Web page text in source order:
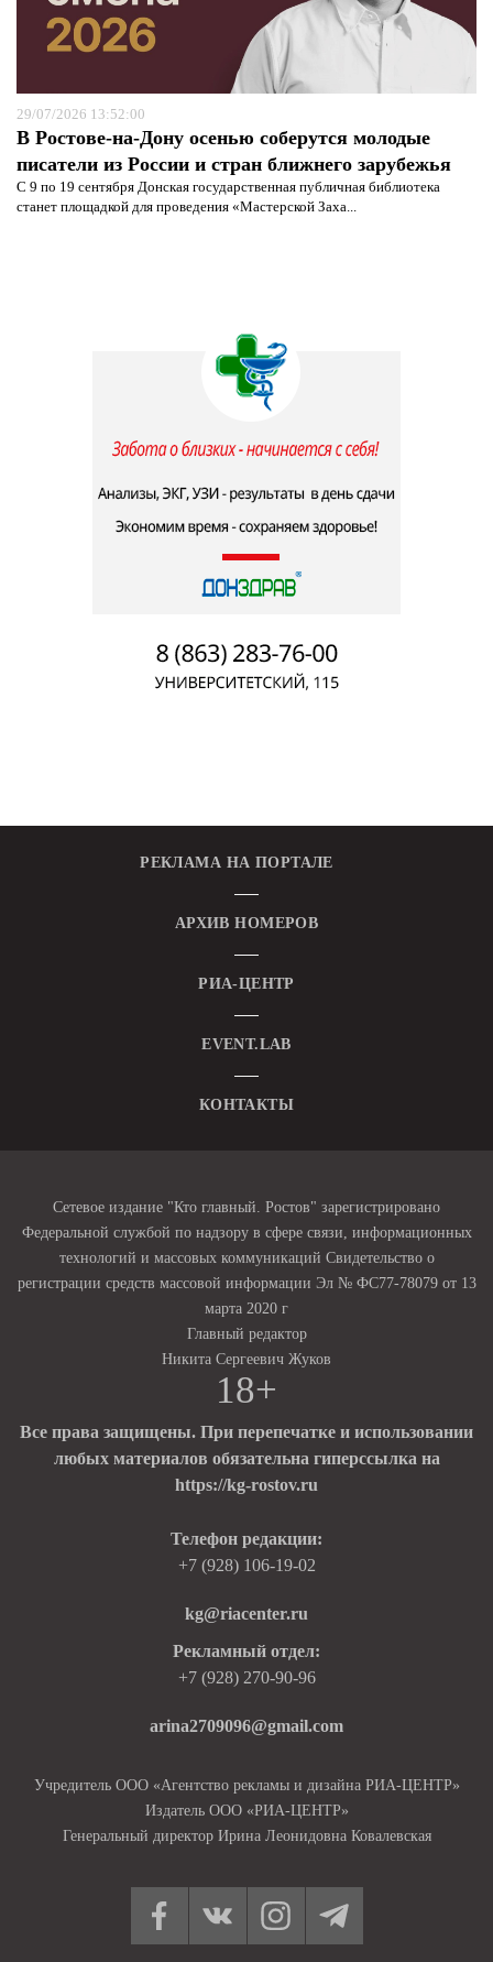
29/07/2026 13:52:00
В Ростове-на-Дону осенью соберутся молодые
писатели из России и стран ближнего зарубежья
С 9 по 19 сентября Донская государственная публичная библиотека
станет площадкой для проведения «Мастерской Заха...
РЕКЛАМА НА ПОРТАЛЕ
АРХИВ НОМЕРОВ
РИА-ЦЕНТР
EVENT.LAB
КОНТАКТЫ
Сетевое издание "Кто главный. Ростов" зарегистрировано
Федеральной службой по надзору в сфере связи, информационных
технологий и массовых коммуникаций Свидетельство о
регистрации средств массовой информации Эл № ФС77-78079 от 13
марта 2020 г
Главный редактор
Никита Сергеевич Жуков
18+
Все права защищены. При перепечатке и использовании
любых материалов обязательна гиперссылка на
https://kg-rostov.ru
Телефон редакции:
+7 (928) 106-19-02
kg@riacenter.ru
Рекламный отдел:
+7 (928) 270-90-96
arina2709096@gmail.com
Учредитель ООО «Агентство рекламы и дизайна РИА-ЦЕНТР»
Издатель ООО «РИА-ЦЕНТР»
Генеральный директор Ирина Леонидовна Ковалевская